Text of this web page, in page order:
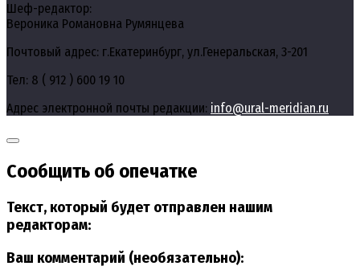
Шеф-редактор:
Вероника Романовна Румянцева
Почтовый адрес: г.Екатеринбург, ул.Генеральская, 3-201
Тел: 8 ( 912 ) 600 19 10
Адрес электронной почты редакции: info@ural-meridian.ru
Сообщить об опечатке
Текст, который будет отправлен нашим
редакторам:
Ваш комментарий (необязательно):